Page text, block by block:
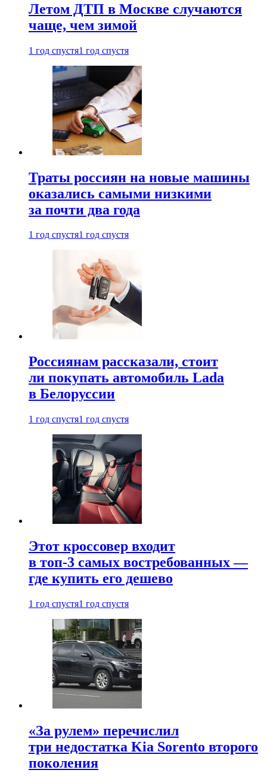
Летом ДТП в Москве случаются
чаще, чем зимой
1 год спустя1 год спустя
Траты россиян на новые машины
оказались самыми низкими
за почти два года
1 год спустя1 год спустя
Россиянам рассказали, стоит
ли покупать автомобиль Lada
в Белоруссии
1 год спустя1 год спустя
Этот кроссовер входит
в топ-3 самых востребованных —
где купить его дешево
1 год спустя1 год спустя
«За рулем» перечислил
три недостатка Kia Sorento второго
поколения